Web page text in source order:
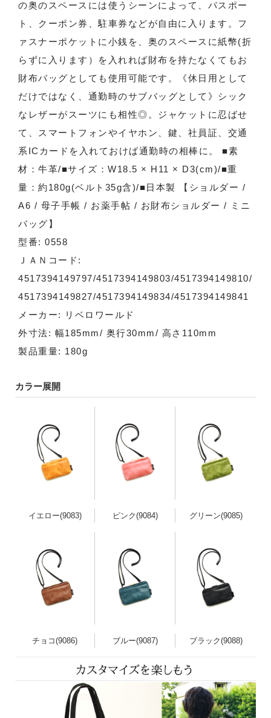
の奥のスペースには使うシーンによって、パスポー
ト、クーポン券、駐車券などが自由に入ります。フ
ァスナーポケットに小銭を、奥のスペースに紙幣(折
らずに入ります）を入れれば財布を持たなくてもお
財布バッグとしても使用可能です。《休日用として
だけではなく、通勤時のサブバッグとして》シック
なレザーがスーツにも相性◎。ジャケットに忍ばせ
て、スマートフォンやイヤホン、鍵、社員証、交通
系ICカードを入れておけば通勤時の相棒に。 ■素
材：牛革/■サイズ：W18.5 × H11 × D3(cm)/■重
量：約180g(ベルト35g含)/■日本製 【ショルダー /
A6 / 母子手帳 / お薬手帖 / お財布ショルダー / ミニ
バッグ】
型番: 0558
ＪＡＮコード:
4517394149797/4517394149803/4517394149810/
4517394149827/4517394149834/4517394149841
メーカー: リベロワールド
外寸法: 幅185mm/ 奥行30mm/ 高さ110mm
製品重量: 180g
カラー展開
イエロー(9083) ピンク(9084) グリーン(9085)
チョコ(9086) ブルー(9087) ブラック(9088)